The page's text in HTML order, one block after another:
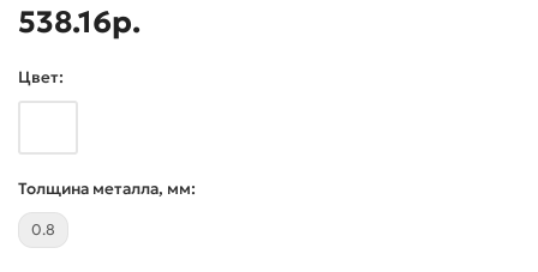
538.16р.
Цвет:
Толщина металла, мм:
0.8